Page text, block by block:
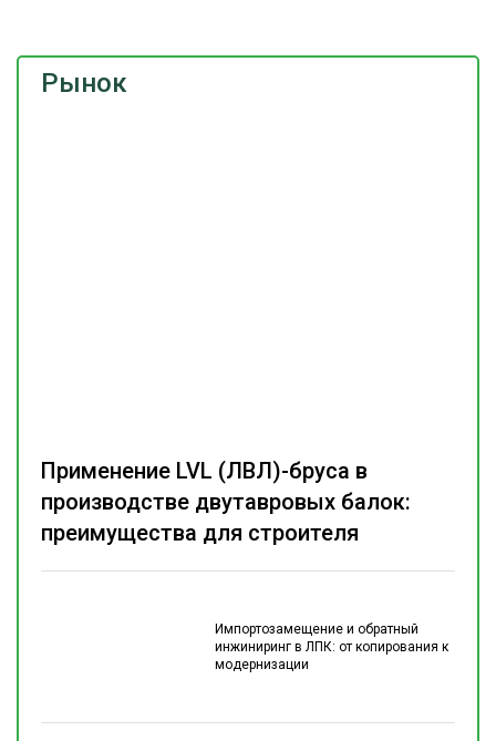
Рынок
Импортозамещение и обратный
инжиниринг в ЛПК: от копирования к
модернизации
Применение LVL (ЛВЛ)-бруса в
производстве двутавровых балок:
преимущества для строителя